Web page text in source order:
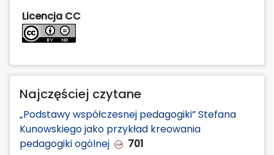
Licencja CC
Najczęściej czytane
„Podstawy współczesnej pedagogiki” Stefana
Kunowskiego jako przykład kreowania
pedagogiki ogólnej
701